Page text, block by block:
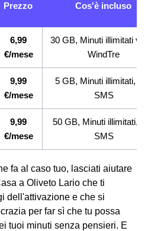
Prezzo Cos'è incluso
6,99
€/mese
30 GB, Minuti illimitati
WindTre
9,99
€/mese
5 GB, Minuti illimitati,
SMS
9,99
€/mese
50 GB, Minuti illimitati,
SMS
fa al caso tuo, lasciati aiutare
a Oliveto Lario che ti
dell'attivazione e che si
per far sì che tu possa
tuoi minuti senza pensieri. E